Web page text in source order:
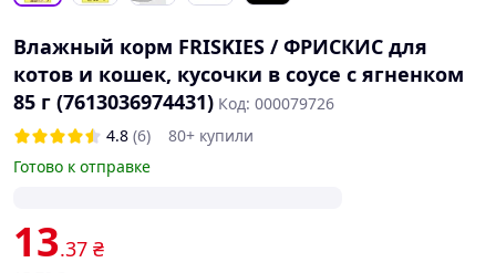
Влажный корм FRISKIES / ФРИСКИС для
котов и кошек, кусочки в соусе с ягненком
85 г (7613036974431) Код: 000079726
4.8 (6)
80+ купили
Готово к отправке
13.37 ₴